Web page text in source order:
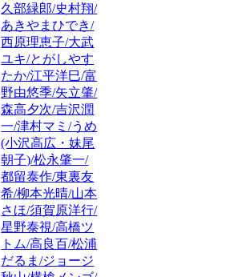
久部緑郎/史村翔/
あきやまひでき/
西原理恵子/大武
ユキ/とがしやす
たか/江平洋巳/富
野由悠季/矢立肇/
森高夕次/吉沢潤
一/津村マミ/うめ
(小沢高広・妹尾
朝子)/松永肇一/
都留泰作/東裏友
希/柳本光晴/山本
さほ/須賀原洋行/
星野泰視/高橋ツ
トム/高良百/松浦
だるま/ジョージ